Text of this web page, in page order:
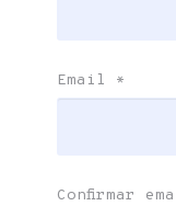
Email *
Confirmar